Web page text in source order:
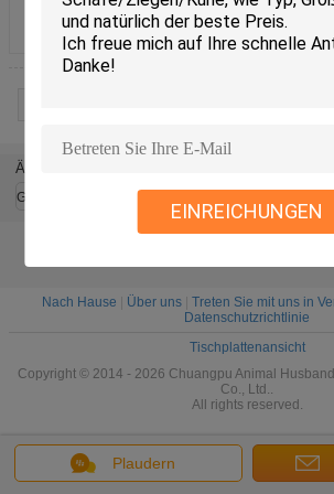
EINREICHUNGEN
Tierärztliche Kleidung Steril
Plaudern
Ändern Sie Sprache
German
Nach Hause Über uns| Treten Sie mit uns in
Datenschutzrichtlinie
Tischplattenansicht
Copyright © 2014 - 2026 Chuangpu Animal
Co., Ltd..
All rights reserved.